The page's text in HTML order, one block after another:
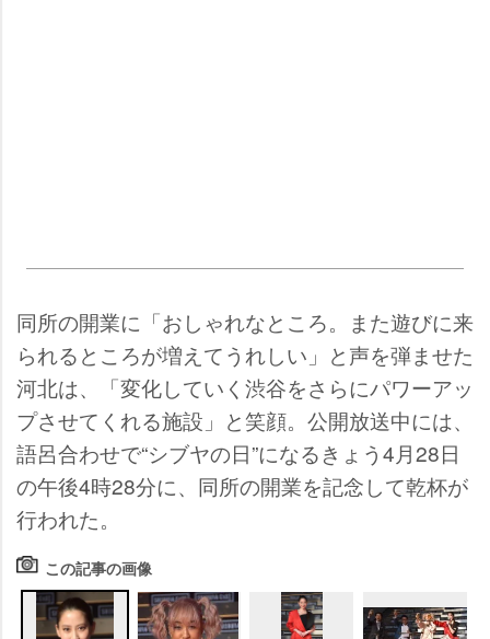
同所の開業に「おしゃれなところ。また遊びに来
られるところが増えてうれしい」と声を弾ませた
河北は、「変化していく渋谷をさらにパワーアッ
プさせてくれる施設」と笑顔。公開放送中には、
語呂合わせで“シブヤの日”になるきょう4月28日
の午後4時28分に、同所の開業を記念して乾杯が
行われた。
この記事の画像